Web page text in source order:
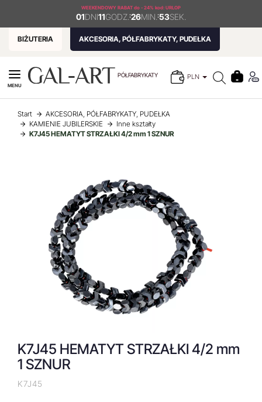
WEEKENDOWY RABAT do - 24% kod: URLOP
01DNI11GODZ. :26MIN. :53SEK.
BIŻUTERIA AKCESORIA, PÓŁFABRYKATY, PUDEŁKA
PÓŁFABRYKATY PLN
MENU
Start
AKCESORIA, PÓŁFABRYKATY, PUDEŁKA
KAMIENIE JUBILERSKIE
Inne kształty
K7J45 HEMATYT STRZAŁKI 4/2 mm 1 SZNUR
K7J45 HEMATYT STRZAŁKI 4/2 mm
1 SZNUR
K7J45